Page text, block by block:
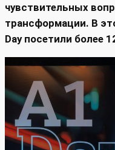
чувствительных
трансформации. В
Day посетили более